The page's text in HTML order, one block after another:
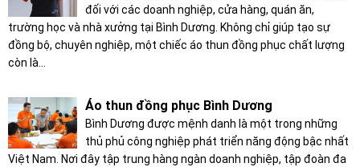
đối với các doanh nghiệp, cửa hàng, quán ăn,
trường học và nhà xưởng tại Bình Dương. Không chỉ giúp tạo sự
đồng bộ, chuyên nghiệp, một chiếc áo thun đồng phục chất lượng
còn là...
Áo thun đồng phục Bình Dương
Bình Dương được mệnh danh là một trong những
thủ phủ công nghiệp phát triển năng động bậc nhất
Việt Nam. Nơi đây tập trung hàng ngàn doanh nghiệp, tập đoàn đa